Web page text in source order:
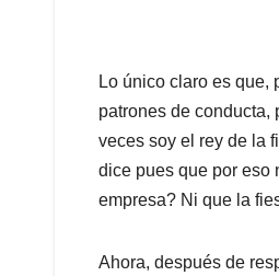
Lo único claro es que,
patrones de conducta,
veces soy el rey de la
dice pues que por eso
empresa? Ni que la
Ahora, después de